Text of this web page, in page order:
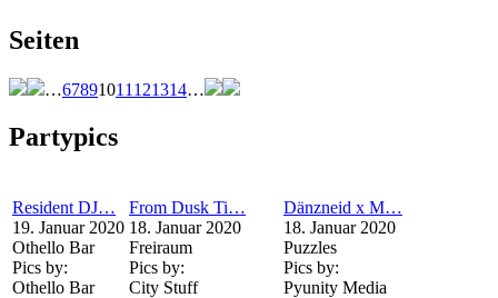
Seiten
…67891011 121314…
Partypics
Resident DJ…
19. Januar 2020
Othello Bar
Pics by:
Othello Bar
From Dusk Ti…
18. Januar 2020
Freiraum
Pics by:
City Stuff
Dänzneid x M…
18. Januar 2020
Puzzles
Pics by:
Pyunity Media